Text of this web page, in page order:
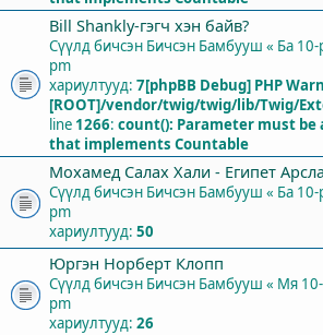
Bill Shankly-гэгч хэн байв?
Сүүлд бичсэн Бичсэн Бамбууш « Ба
pm
хариултууд: 7[phpBB Debug] PHP
[ROOT]/vendor/twig/twig/lib/Twig/
line 1266: count(): Parameter must be
that implements Countable
Мохамед Салах Хали - Египет
Сүүлд бичсэн Бичсэн Бамбууш « Ба
pm
хариултууд: 50
Юргэн Норберт Клопп
Сүүлд бичсэн Бичсэн Бамбууш « Мя
pm
хариултууд: 26